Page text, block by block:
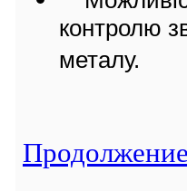
контролю
металу.